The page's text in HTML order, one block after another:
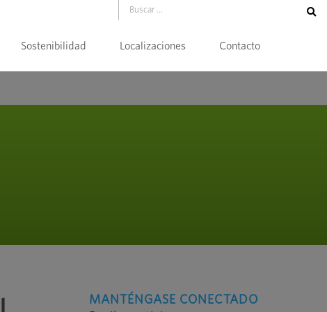
Sostenibilidad Localizaciones Contacto
MANTÉNGASE CONECTADO